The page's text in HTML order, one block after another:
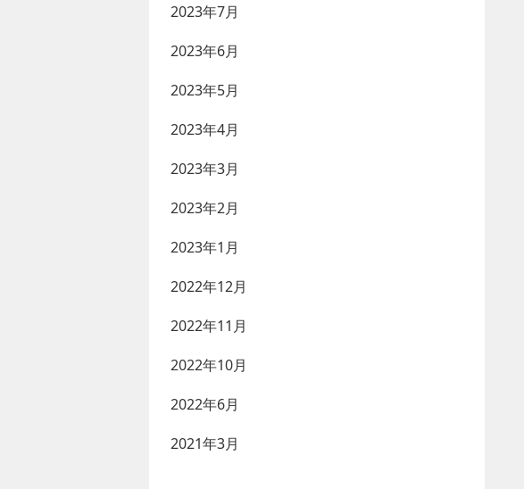
2023年7月
2023年6月
2023年5月
2023年4月
2023年3月
2023年2月
2023年1月
2022年12月
2022年11月
2022年10月
2022年6月
2021年3月